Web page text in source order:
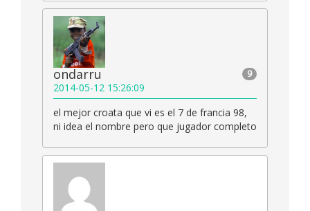
9
ondarru
2014-05-12 15:26:09
el mejor croata que vi es el 7 de francia 98,
ni idea el nombre pero que jugador completo